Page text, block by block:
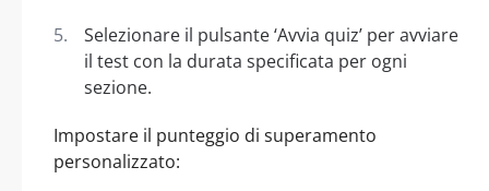
Selezionare il pulsante ‘Avvia quiz’ per avviare
il test con la durata specificata per ogni
sezione.
Impostare il punteggio di superamento
personalizzato: